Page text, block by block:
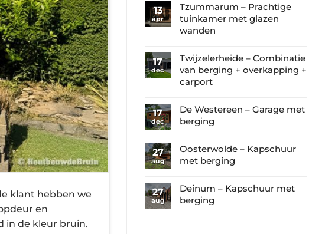
klant hebben we
en
in de kleur bruin.
13
apr
Tzummarum – Prachtige
tuinkamer met glazen
wanden
reacties
op
Tzummarum
tuinkamer
met
wanden
17
dec
Twijzelerheide – Combinatie
van berging + overkapping +
carport
reacties
op
Combinatie
van
+
overkapping
17
dec
De Westereen – Garage met
berging
reacties
op
Westereen
–
Garage
27
aug
Oosterwolde – Kapschuur
met berging
reacties
op
27
aug
Deinum – Kapschuur met
berging